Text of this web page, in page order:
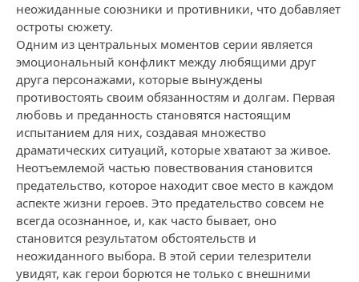
неожиданные союзники и противники, что добавляет
остроты сюжету.
Одним из центральных моментов серии является
эмоциональный конфликт между любящими друг
друга персонажами, которые вынуждены
противостоять своим обязанностям и долгам. Первая
любовь и преданность становятся настоящим
испытанием для них, создавая множество
драматических ситуаций, которые хватают за живое.
Неотъемлемой частью повествования становится
предательство, которое находит свое место в каждом
аспекте жизни героев. Это предательство совсем не
всегда осознанное, и, как часто бывает, оно
становится результатом обстоятельств и
неожиданного выбора. В этой серии телезрители
увидят, как герои борются не только с внешними